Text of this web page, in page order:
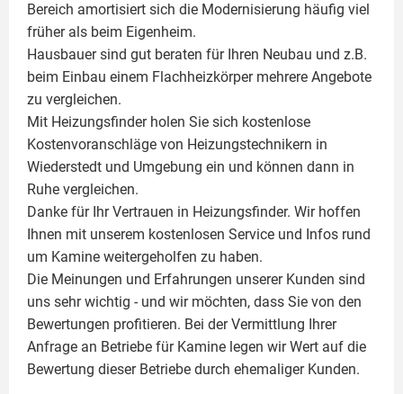
Bereich amortisiert sich die Modernisierung häufig viel
früher als beim Eigenheim.
Hausbauer sind gut beraten für Ihren Neubau und z.B.
beim Einbau einem Flachheizkörpermehrere Angebote
zu vergleichen.
Mit Heizungsfinder holen Sie sich kostenlose
Kostenvoranschläge von Heizungstechnikern in
Wiederstedt und Umgebung ein und können dann in
Ruhe vergleichen.
Danke für Ihr Vertrauen in Heizungsfinder. Wir hoffen
Ihnen mit unserem kostenlosen Service und Infos rund
um Kamine weitergeholfen zu haben.
Die Meinungen und Erfahrungen unserer Kunden sind
uns sehr wichtig - und wir möchten, dass Sie von den
Bewertungen profitieren. Bei der Vermittlung Ihrer
Anfrage an Betriebe für Kamine legen wir Wert auf die
Bewertung dieser Betriebe durch ehemaliger Kunden.